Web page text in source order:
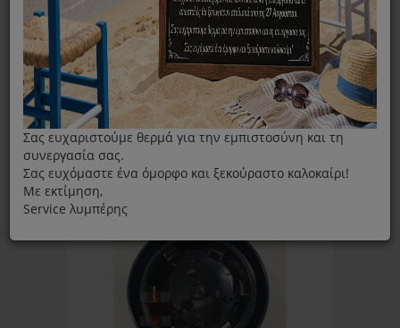
ΦΊΛΤΡΑ Ταξινόμηση ανά:
Εμφάνιση:
Σας ευχαριστούμε θερμά για την εμπιστοσύνη και τη
συνεργασία σας.
Σας ευχόμαστε ένα όμορφο και ξεκούραστο καλοκαίρι!
Με εκτίμηση,
Service λυμπέρης